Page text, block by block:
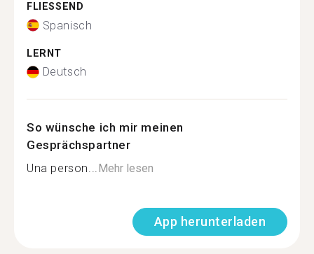
FLIESSEND
Spanisch
LERNT
Deutsch
So wünsche ich mir meinen
Gesprächspartner
Una person...Mehr lesen
App herunterladen